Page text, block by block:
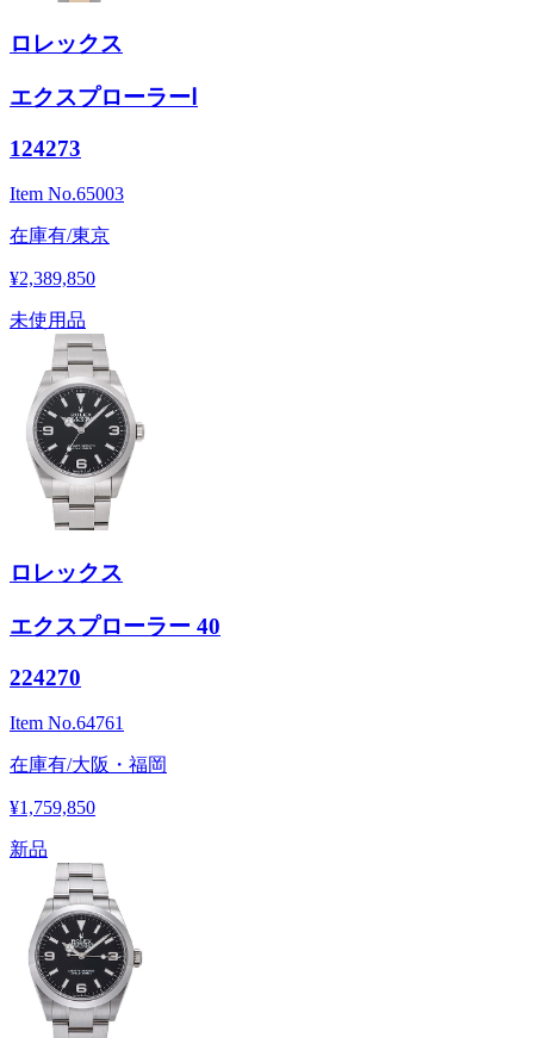
ロレックス
エクスプローラーⅠ
124273
Item No.65003
在庫有/東京
¥2,389,850
未使用品
ロレックス
エクスプローラー 40
224270
Item No.64761
在庫有/大阪・福岡
¥1,759,850
新品